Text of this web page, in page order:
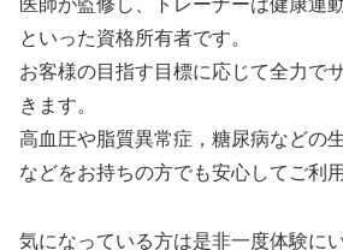
医師が監修し、トレーナーは健康運
といった資格所有者です。
お客様の目指す目標に応じて全力で
きます。
高血圧や脂質異常症，糖尿病などの
などをお持ちの方でも安心してご利
気になっている方は是非一度体験に